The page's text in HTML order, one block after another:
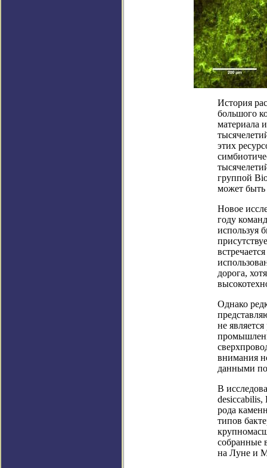
История
большого
материала
этих
группой
может быть
Новое
году
используя
дорога,
Однако
не
внимания
данными
В
desiccabilis,
рода
типов
собранные
на Луне и